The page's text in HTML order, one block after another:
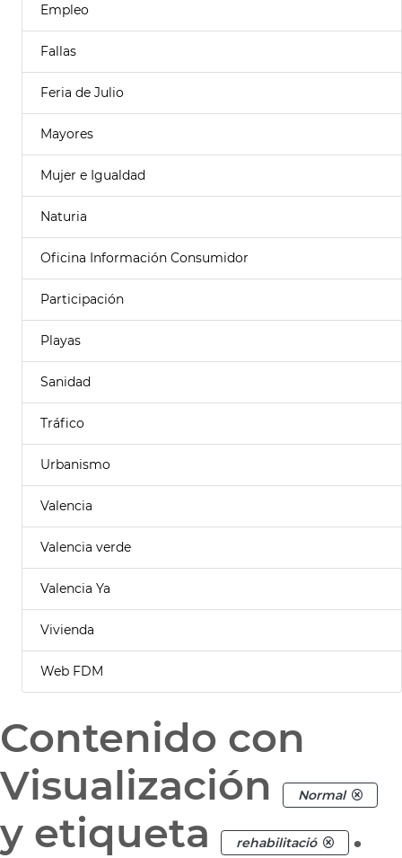
Empleo
Fallas
Feria de Julio
Mayores
Mujer e Igualdad
Naturia
Oficina Información Consumidor
Participación
Playas
Sanidad
Tráfico
Urbanismo
Valencia
Valencia verde
Valencia Ya
Vivienda
Web FDM
Contenido con
Visualización
Normal
y etiqueta rehabilitació .